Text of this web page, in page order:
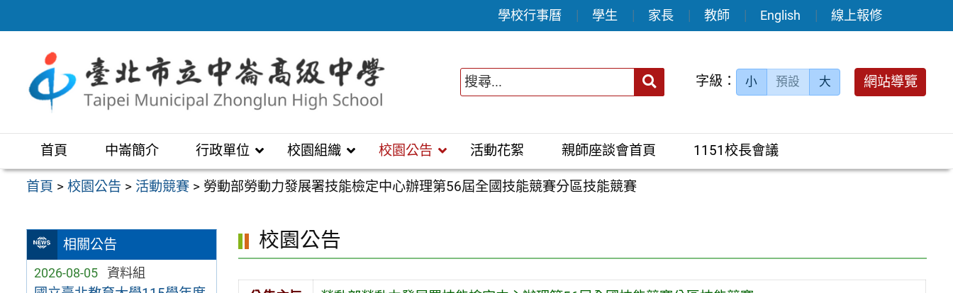
至
區
學校行事曆 學生 家長 教師 English 線上報修
送出 字級： 小 預設 大 網站導覽
首頁 中崙簡介 行政單位 校園組織 校園公告 活動花絮 親師座談會首頁 1151校長會議
首頁 >校園公告 > 活動競賽 > 勞動部勞動力發展署技能檢定中心辦理第56屆全國技能競賽分區技能競賽
相關公告
2026-08-05 資料組
校園公告